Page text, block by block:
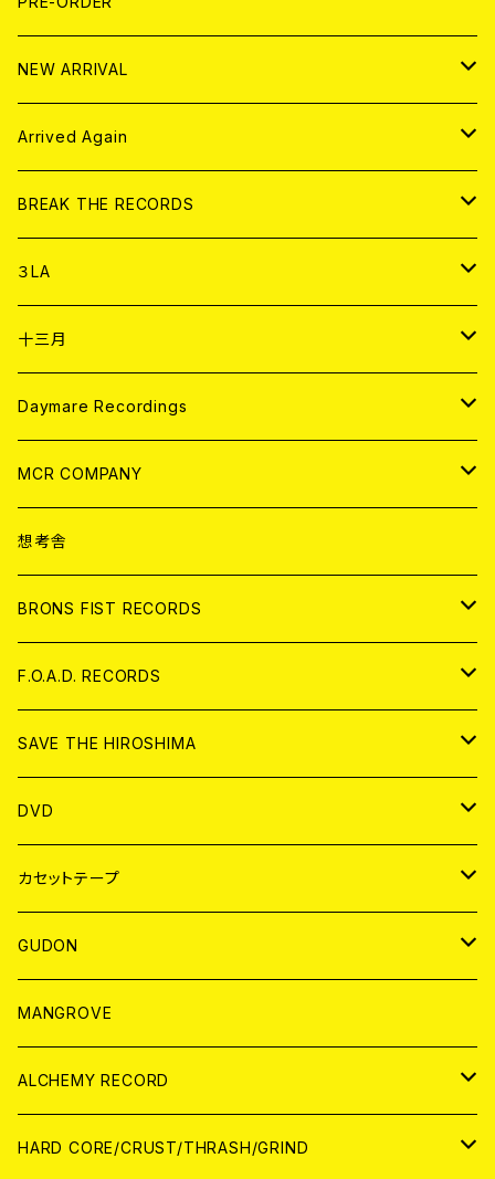
HOOD
EL ZINE
アナログ
アパレル
書籍
DIGITAL CONTENTS
NEW ARRIVAL
CD
アナログ
Arrived Again
CD
アナログ
BREAK THE RECORDS
CD
ANALOG
アパレル
３LA
CD
ANALOG
十三月
CD
ANALOG
Daymare Recordings
CD
ANALOG
MCR COMPANY
CD
アパレル
ANALOG
想考舎
BRONS FIST RECORDS
CD
ANALOG
F.O.A.D. RECORDS
CD
ANALOG
SAVE THE HIROSHIMA
アパレル
BADGE
DVD
JAPAN
WORLD
カセットテープ
JAPAN
WORLD
GUDON
アパレル
PATCH
アナログ
MANGROVE
ALCHEMY RECORD
CD
HARD CORE/CRUST/THRASH/GRIND